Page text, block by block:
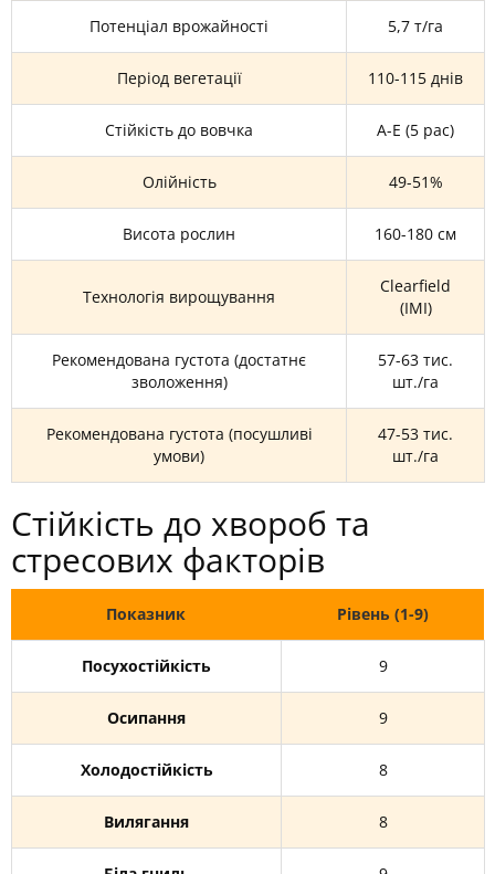
Потенціал врожайності 5,7 т/га
Період вегетації 110-115 днів
Стійкість до вовчка А-Е (5 рас)
Олійність 49-51%
Висота рослин 160-180 см
Технологія вирощування
Clearfield
(IMI)
Рекомендована густота (достатнє
зволоження)
57-63 тис.
шт./га
Рекомендована густота (посушливі
умови)
47-53 тис.
шт./га
Стійкість до хвороб та
стресових факторів
Показник Рівень (1-9)
Посухостійкість 9
Осипання 9
Холодостійкість 8
Вилягання 8